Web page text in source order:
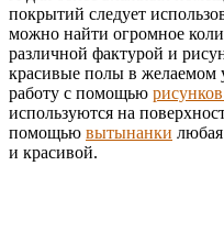
покрытий следует
можно найти огромное
различной фактурой и
красивые полы в желаемом
работу с помощью
используются на
помощью вытынанки
и красивой.